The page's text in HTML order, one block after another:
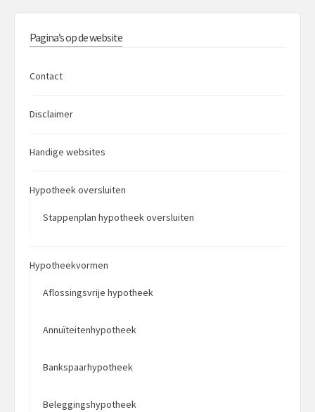
Pagina’s op de website
Contact
Disclaimer
Handige websites
Hypotheek oversluiten
Stappenplan hypotheek oversluiten
Hypotheekvormen
Aflossingsvrije hypotheek
Annuïteitenhypotheek
Bankspaarhypotheek
Beleggingshypotheek